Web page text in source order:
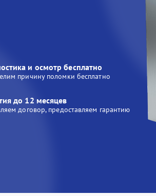
и осмотр бесплатно
причину поломки бесплатно
до 12 месяцев
договор, предоставляем гарантию